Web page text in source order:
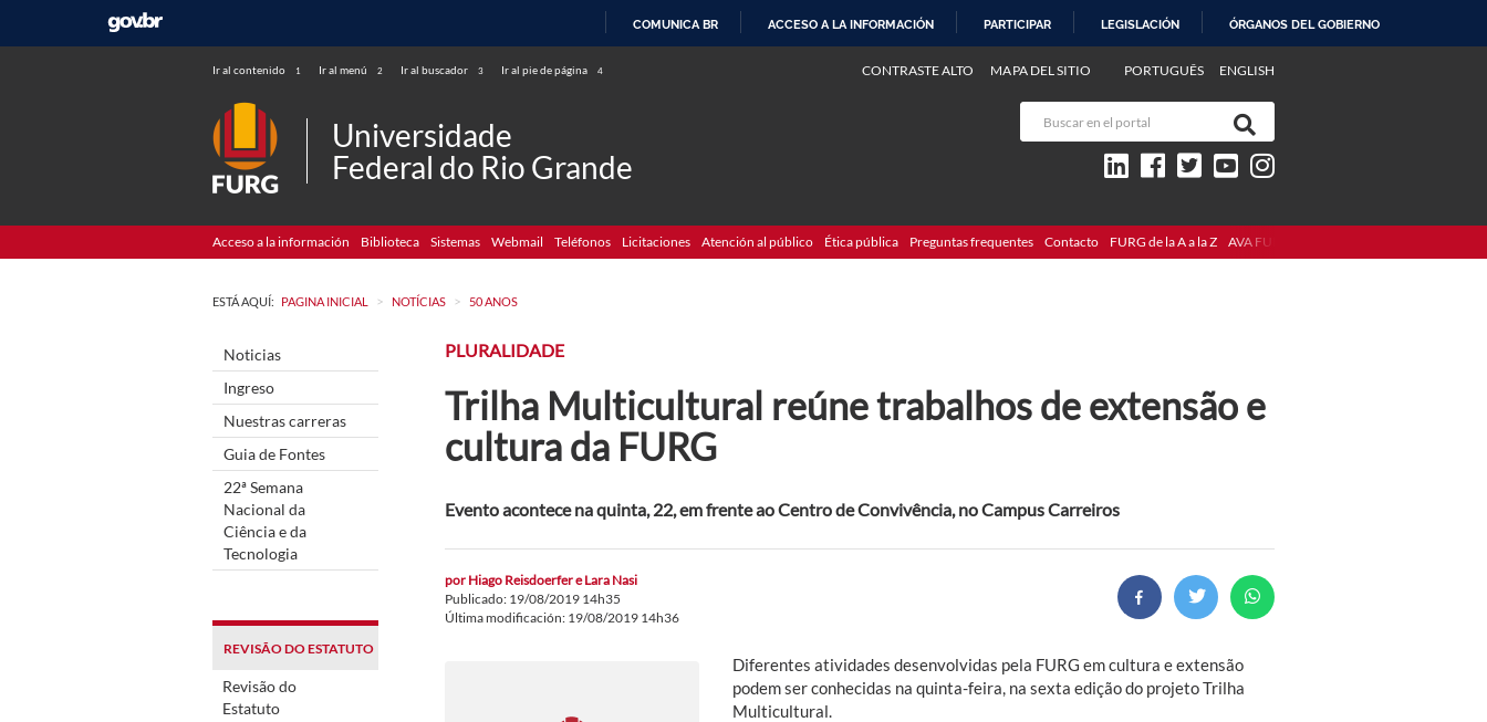
COMUNICA BR ACCESO A LA INFORMACIÓN PARTICIPAR LEGISLACIÓN ÓRGANOS DEL GOBIERNO
Ir al contenido 1 Ir al menú 2 Ir al buscador 3 Ir al pie de página 4 PORTUGUÊS ENGLISH
CONTRASTE ALTO MAPA DEL SITIO
Universidade
Federal do Rio Grande
Acceso a la información Biblioteca Sistemas Webmail Teléfonos Licitaciones Atención al público Ética pública Preguntas frequentes Contacto FURG de la A a la Z AVA FURG
ESTÁ AQUÍ: PAGINA INICIAL > NOTÍCIAS > 50 ANOS
Noticias
Ingreso
Nuestras carreras
Guia de Fontes
22ª Semana
Nacional da
Ciência e da
Tecnologia
REVISÃO DO ESTATUTO
Revisão do
Estatuto
PLURALIDADE
Trilha Multicultural reúne trabalhos de extensão e
cultura da FURG
Evento acontece na quinta, 22, em frente ao Centro de Convivência, no Campus Carreiros
por Hiago Reisdoerfer e Lara Nasi
Publicado: 19/08/2019 14h35
Última modificación: 19/08/2019 14h36
Diferentes atividades desenvolvidas pela FURG em cultura e extensão
podem ser conhecidas na quinta-feira, na sexta edição do projeto Trilha
Multicultural.